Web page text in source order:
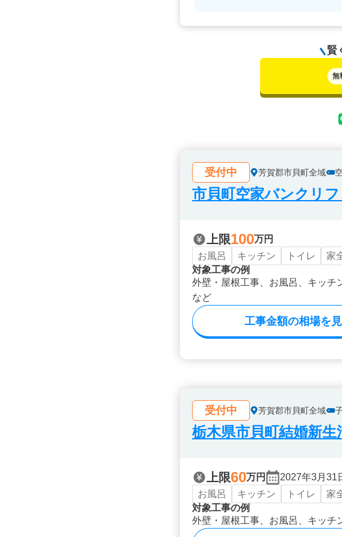
賢
無
受付中 芳賀郡市貝町全域
市貝町空家バンクリ
上限100万円
お風呂
キッチン トイレ 家
対象工事の例
外壁・屋根工事、お風呂、キッチ
など
工事金額の相場を
受付中 芳賀郡市貝町全域
栃木県市貝町結婚新
上限60万円
2027年3月31
お風呂
キッチン トイレ 家
対象工事の例
外壁・屋根工事、お風呂、キッチ